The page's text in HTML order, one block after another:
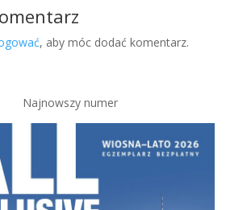
, aby móc dodać komentarz.
Najnowszy numer